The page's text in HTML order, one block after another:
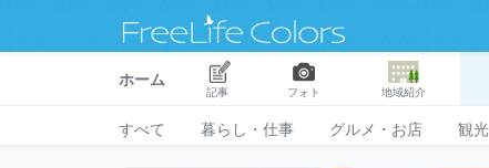
ホーム
記事 フォト 地域紹介
すべて 暮らし・仕事 グルメ・お店 観